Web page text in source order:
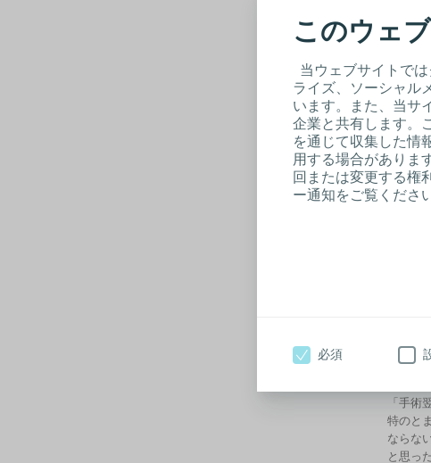
このウェ
当ウェブサイトで
ライズ、ソーシャル
います。また、当サ
企業と共有します。
を通じて収集した情
用する場合がありま
回または変更する権
ー通知をご覧くださ
必須
続き
ヘ
「手術
特のと
ならな
と思っ